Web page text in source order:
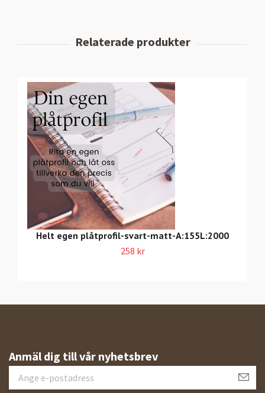
Helt egen plåtprofil-svart-matt-A:155L:2000
258 kr
Anmäl dig till vår nyhetsbrev